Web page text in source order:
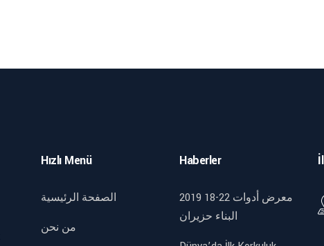
Hızlı Menü
الصفحة الرئيسية
من نحن
Haberler
2019 18-22 معرض أدوات
البناء حزيران